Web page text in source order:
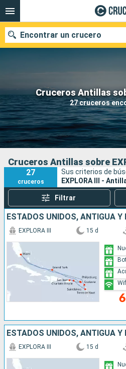
Cruceros Antillas
27 cruceros
Encontrar un crucero
Nuestros destinos
Fecha de salida
Puertos
Cruceros Antillas sobre
27
cruceros
Sus criterios de
EXPLORA III -
Filtrar
EXPLORA III 15 d
EXPLORA III 15 d